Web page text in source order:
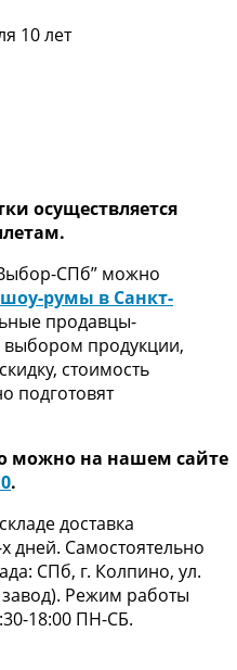
10 лет
осуществляется
СПб” можно
румы в Санкт-
продавцы-
выбором продукции,
стоимость
подготовят
можно на нашем сайте
.
доставка
дней. Самостоятельно
СПб, г. Колпино, ул.
Режим работы
18:00 ПН-СБ.